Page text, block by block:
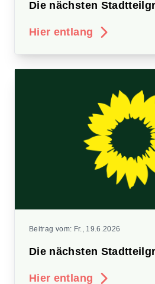
Die nächsten
Hier entlang
Beitrag vom: Fr., 19.6.2026
Die nächsten
Hier entlang